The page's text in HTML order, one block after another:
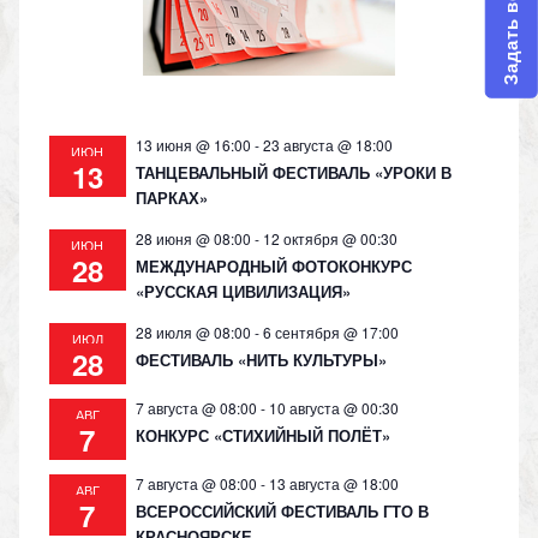
ni
ki
ИЮН
13
13 июня @ 16:00 -23 августа @ 18:00
ТАНЦЕВАЛЬНЫЙ ФЕСТИВАЛЬ «УРОКИ В
ПАРКАХ»
ИЮН
28
28 июня @ 08:00 - 12 октября @ 00:30
МЕЖДУНАРОДНЫЙ ФОТОКОНКУРС
«РУССКАЯ ЦИВИЛИЗАЦИЯ»
ИЮЛ
28
28 июля @ 08:00 -6 сентября @ 17:00
ФЕСТИВАЛЬ «НИТЬ КУЛЬТУРЫ»
АВГ
7
7 августа @ 08:00 - 10 августа @ 00:30
КОНКУРС «СТИХИЙНЫЙ ПОЛЁТ»
АВГ
7
7 августа @ 08:00 - 13 августа @ 18:00
ВСЕРОССИЙСКИЙ ФЕСТИВАЛЬ ГТО В